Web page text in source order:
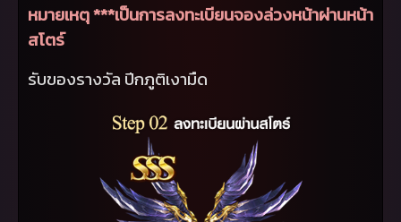
หมายเหตุ ***เป็นการลงทะเบียนจองล่วงหน้าผ่านหน้า
สโตร์
รับของรางวัล ปีกภูติเงามืด